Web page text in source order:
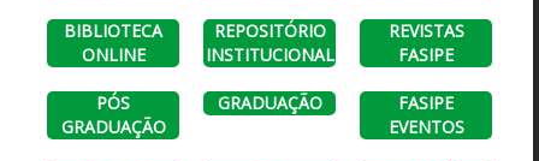
BIBLIOTECA
ONLINE
REPOSITÓRIO
INSTITUCIONAL
REVISTAS
FASIPE
PÓS
GRADUAÇÃO
GRADUAÇÃO
FASIPE
EVENTOS